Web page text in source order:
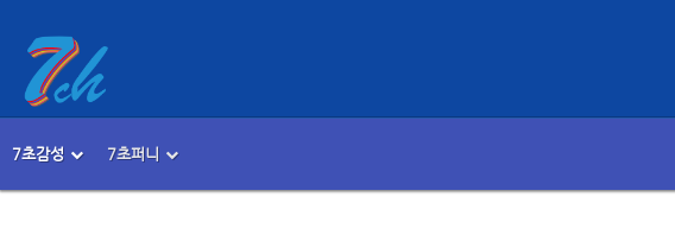
메뉴 건너뛰기
7초감성 7초퍼니
본문시작
Sketchbook5, 스케치북5
Sketchbook5, 스케치북5